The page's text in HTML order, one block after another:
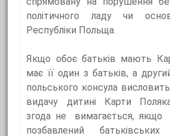
політичного ладу чи
Республіки Польща.
Якщо обоє батьків мають
має її один з батьків, а
польського консула
видачу дитині Карти
згода не вимагається, якщо
позбавлений